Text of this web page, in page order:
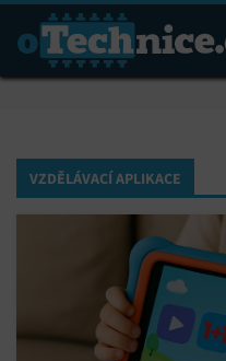
VZDĚLÁVACÍ APLIKACE